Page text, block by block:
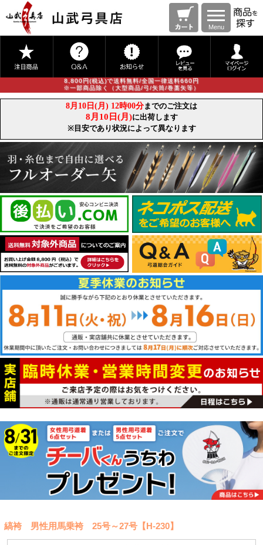
Menu
8,800円(税込)で送料無料/全国一律送料660円
※一部商品除く（大型商品/弓/矢筒/巻藁矢等）
縞袴 男性用馬乗袴 25号～27号【H-230】